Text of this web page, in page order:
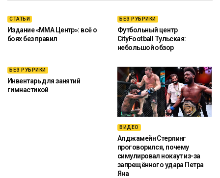
СТАТЬИ
Издание «ММА Центр»: всё о
боях без правил
БЕЗ РУБРИКИ
Футбольный центр
CityFootball Тульская:
небольшой обзор
БЕЗ РУБРИКИ
Инвентарь для занятий
гимнастикой
ВИДЕО
Алджамейн Стерлинг
проговорился, почему
симулировал нокаут из-за
запрещённого удара Петра
Яна